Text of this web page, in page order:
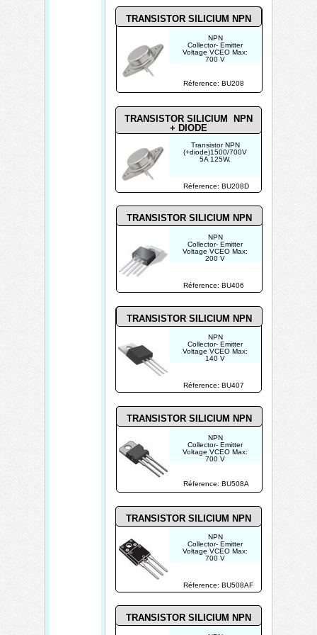
Réference: BU208
Réference: BU407
TRANSISTOR SILICIUM NPN
TRANSISTOR SILICIUM NPN
NPN
Collector- Emitter
Voltage VCEO Max:
140 V
Current: 7 A
Transistor NPN
(+diode)1500/700V
5A 125W.
TRANSISTOR SILICIUM NPN
+ DIODE
Réference: BU208D
NPN
Collector- Emitter
Voltage VCEO Max:
700 V
Maximum DC Collector
Current: 8 A
NPN
Collector- Emitter
Voltage VCEO Max:
200 V
Current: 7 A
Réference: BU406
TRANSISTOR SILICIUM NPN
TRANSISTOR SILICIUM NPN
Réference: BU508A
Réference: BU508AF
TRANSISTOR SILICIUM NPN
TRANSISTOR SILICIUM NPN
NPN
Collector- Emitter
Voltage VCEO Max:
700 V
Pd - Power Dissipation:
125 W
NPN
Collector- Emitter
Voltage VCEO Max:
700 V
Current: 8 A